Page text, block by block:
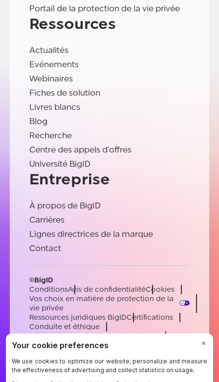
Portail de la protection de la vie privée
Ressources
Actualités
Evénements
Webinaires
Fiches de solution
Livres blancs
Blog
Recherche
Centre des appels d'offres
Université BigID
Entreprise
À propos de BigID
Carrières
Lignes directrices de la marque
Contact
©BigID
ConditionsAvis de confidentialitéCookies
Vos choix en matière de protection de la
vie privée
Ressources juridiques BigIDCertifications
Conduite et éthique
Déclaration sur l'esclavage moderne
Sous-processeursSoutien
EnglishGermanFrenchSpanishPortuguese